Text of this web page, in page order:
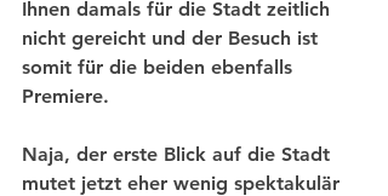
Ihnen damals für die Stadt zeitlich
nicht gereicht und der Besuch ist
somit für die beiden ebenfalls
Premiere.
Naja, der erste Blick auf die Stadt
mutet jetzt eher wenig spektakulär